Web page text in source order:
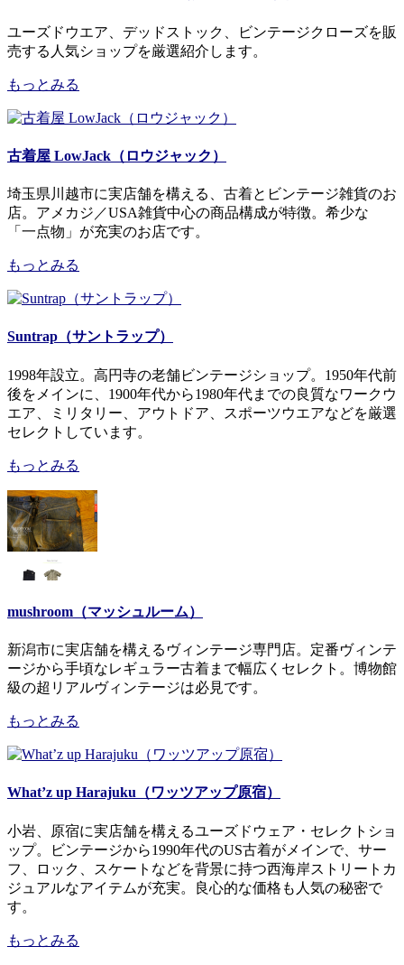
ユーズドウエア、デッドストック、ビンテージクローズを販
売する人気ショップを厳選紹介します。
もっとみる
古着屋 LowJack（ロウジャック）
埼玉県川越市に実店舗を構える、古着とビンテージ雑貨のお
店。アメカジ／USA雑貨中心の商品構成が特徴。希少な
「一点物」が充実のお店です。
もっとみる
Suntrap（サントラップ）
1998年設立。高円寺の老舗ビンテージショップ。1950年代前
後をメインに、1900年代から1980年代までの良質なワークウ
エア、ミリタリー、アウトドア、スポーツウエアなどを厳選
セレクトしています。
もっとみる
mushroom（マッシュルーム）
新潟市に実店舗を構えるヴィンテージ専門店。定番ヴィンテ
ージから手頃なレギュラー古着まで幅広くセレクト。博物館
級の超リアルヴィンテージは必見です。
もっとみる
What’z up Harajuku（ワッツアップ原宿）
小岩、原宿に実店舗を構えるユーズドウェア・セレクトショ
ップ。ビンテージから1990年代のUS古着がメインで、サー
フ、ロック、スケートなどを背景に持つ西海岸ストリートカ
ジュアルなアイテムが充実。良心的な価格も人気の秘密で
す。
もっとみる